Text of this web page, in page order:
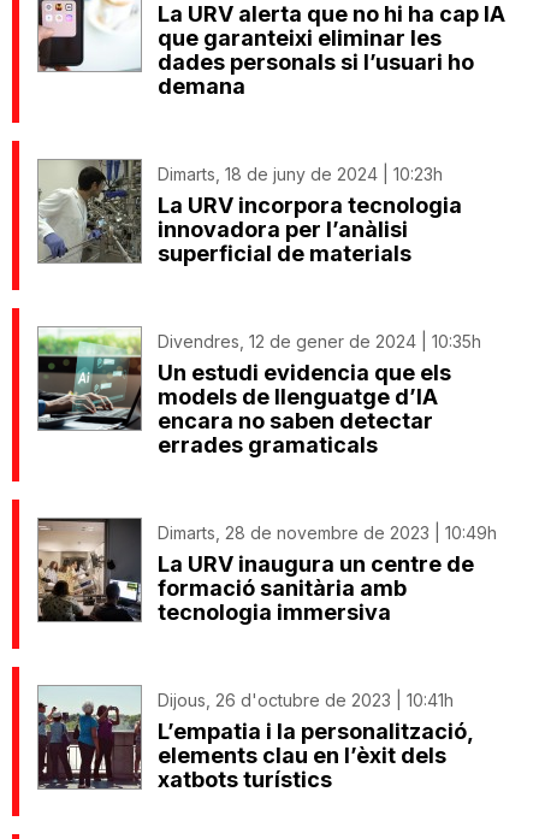
La URV alerta que no hi ha cap IA
que garanteixi eliminar les
dades personals si l’usuari ho
demana
Dimarts, 18 de juny de 2024 | 10:23h
La URV incorpora tecnologia
innovadora per l’anàlisi
superficial de materials
Divendres, 12 de gener de 2024 | 10:35h
Un estudi evidencia que els
models de llenguatge d’IA
encara no saben detectar
errades gramaticals
Dimarts, 28 de novembre de 2023 | 10:49h
La URV inaugura un centre de
formació sanitària amb
tecnologia immersiva
Dijous, 26 d'octubre de 2023 | 10:41h
L’empatia i la personalització,
elements clau en l’èxit dels
xatbots turístics